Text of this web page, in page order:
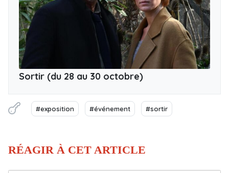
Sortir (du 28 au 30 octobre)
#exposition #événement #sortir